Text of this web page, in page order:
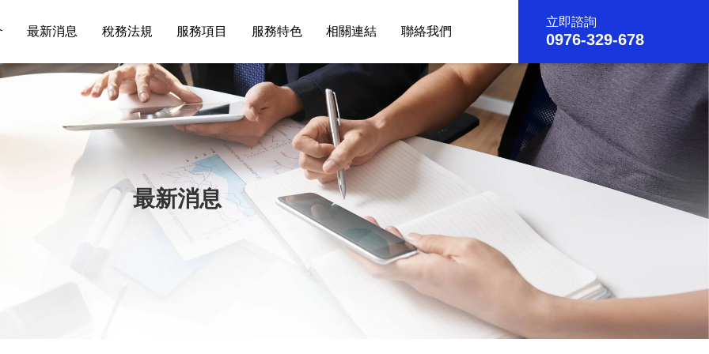
最新消息 稅務法規 服務項目 服務特色 相關連結 聯絡我們
立即諮詢
0976-329-678
最新消息